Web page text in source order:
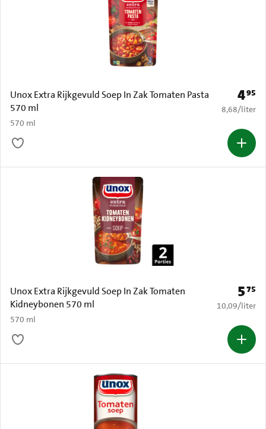
Unox Extra Rijkgevuld Soep In Zak Tomaten Pasta
570 ml
570 ml
Prijs:
495
€ 8,68 per
8,68/liter
Unox Extra Rijkgevuld Soep In Zak Tomaten
Kidneybonen 570 ml
570 ml
Prijs:
575
€ 10,09 per
10,09/liter